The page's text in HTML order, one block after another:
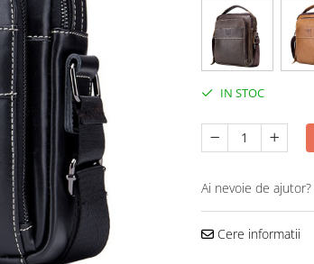
IN STOC
Ai nevoie de ajutor?
Cere informatii